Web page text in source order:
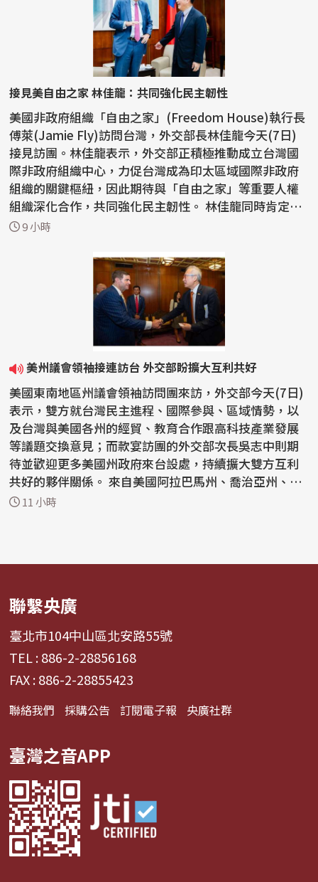
接見美自由之家 林佳龍：共同強化民主韌性
美國非政府組織「自由之家」(Freedom House)執行長
傅萊(Jamie Fly)訪問台灣，外交部長林佳龍今天(7日)
接見訪團。林佳龍表示，外交部正積極推動成立台灣國
際非政府組織中心，力促台灣成為印太區域國際非政府
組織的關鍵樞紐，因此期待與「自由之家」等重要人權
組織深化合作，共同強化民主韌性。 林佳龍同時肯定
「自由之...
9 小時
美州議會領袖接連訪台 外交部盼擴大互利共好
美國東南地區州議會領袖訪問團來訪，外交部今天(7日)
表示，雙方就台灣民主進程、國際參與、區域情勢，以
及台灣與美國各州的經貿、教育合作跟高科技產業發展
等議題交換意見；而款宴訪團的外交部次長吳志中則期
待並歡迎更多美國州政府來台設處，持續擴大雙方互利
共好的夥伴關係。 來自美國阿拉巴馬州、喬治亞州、肯
塔基...
11 小時
聯繫央廣
臺北市104中山區北安路55號
TEL : 886-2-28856168
FAX : 886-2-28855423
聯絡我們 採購公告 訂閱電子報 央廣社群
臺灣之音APP